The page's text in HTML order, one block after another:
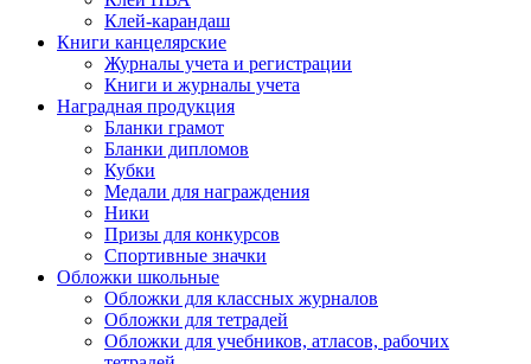
Клей-карандаш
Книги канцелярские
Журналы учета и регистрации
Книги и журналы учета
Наградная продукция
Бланки грамот
Бланки дипломов
Кубки
Медали для награждения
Ники
Призы для конкурсов
Спортивные значки
Обложки школьные
Обложки для классных журналов
Обложки для тетрадей
Обложки для учебников, атласов, рабочих